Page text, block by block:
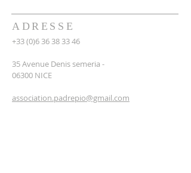
ADRESSE
+33 (0)6 36 38 33 46
35 Avenue Denis semeria -
06300 NICE
association.padrepio@gmail.com